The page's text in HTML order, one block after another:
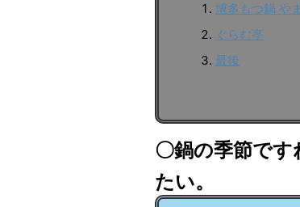
博多もつ鍋 や
ぐらむ亭
最後
〇鍋の季節で
たい。